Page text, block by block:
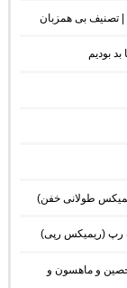
تصنیف بی همزبان
بد بودیم
رپ (ریمیکس رپی)
حصین و ماهسون و